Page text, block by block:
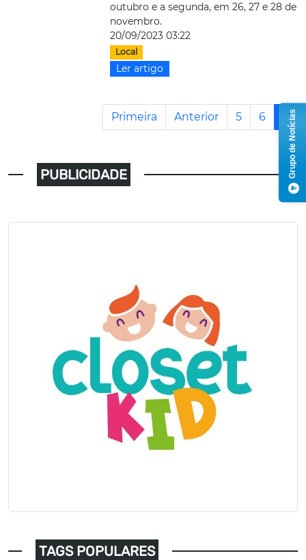
outubro e a segunda, em 26, 27 e 28 de
novembro.
20/09/2023 03:22
Local
Ler artigo
Primeira Anterior 5 6
PUBLICIDADE
TAGS POPULARES
Grupo de Notícias